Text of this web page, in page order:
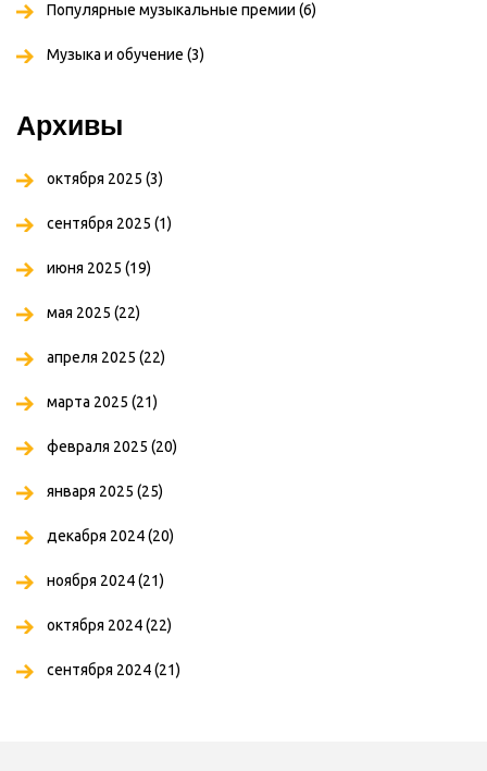
Популярные музыкальные премии (6)
Музыка и обучение (3)
Архивы
октября 2025 (3)
сентября 2025 (1)
июня 2025 (19)
мая 2025 (22)
апреля 2025 (22)
марта 2025 (21)
февраля 2025 (20)
января 2025 (25)
декабря 2024(20)
ноября 2024(21)
октября 2024(22)
сентября 2024(21)